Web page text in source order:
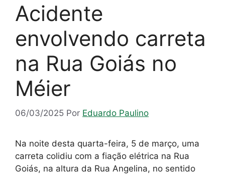
Acidente
envolvendo carreta
na Rua Goiás no
Méier
06/03/2025 Por Eduardo Paulino
Na noite desta quarta-feira, 5 de março, uma
carreta colidiu com a fiação elétrica na Rua
Goiás, na altura da Rua Angelina, no sentido